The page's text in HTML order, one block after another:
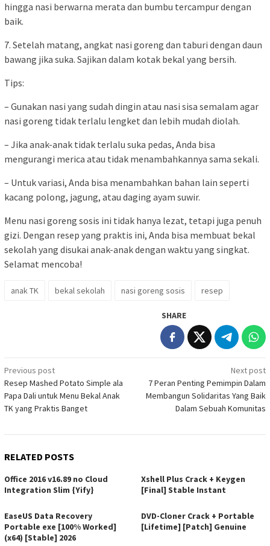
hingga nasi berwarna merata dan bumbu tercampur dengan
baik.
7. Setelah matang, angkat nasi goreng dan taburi dengan daun
bawang jika suka. Sajikan dalam kotak bekal yang bersih.
Tips:
– Gunakan nasi yang sudah dingin atau nasi sisa semalam agar
nasi goreng tidak terlalu lengket dan lebih mudah diolah.
– Jika anak-anak tidak terlalu suka pedas, Anda bisa
mengurangi merica atau tidak menambahkannya sama sekali.
– Untuk variasi, Anda bisa menambahkan bahan lain seperti
kacang polong, jagung, atau daging ayam suwir.
Menu nasi goreng sosis ini tidak hanya lezat, tetapi juga penuh
gizi. Dengan resep yang praktis ini, Anda bisa membuat bekal
sekolah yang disukai anak-anak dengan waktu yang singkat.
Selamat mencoba!
anak TK bekal sekolah nasi goreng sosis resep
SHARE
Post
navigation
Previous post
Resep Mashed Potato Simple ala
Papa Dali untuk Menu Bekal Anak
TK yang Praktis Banget
Next post
7 Peran Penting Pemimpin Dalam
Membangun Solidaritas Yang Baik
Dalam Sebuah Komunitas
RELATED POSTS
Office 2016 v16.89 no Cloud
Integration Slim {Yify}
Xshell Plus Crack + Keygen
[Final] Stable Instant
EaseUS Data Recovery
Portable exe [100% Worked]
(x64) [Stable] 2026
DVD-Cloner Crack + Portable
[Lifetime] [Patch] Genuine